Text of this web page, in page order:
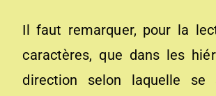
Il faut remarquer, pour la
caractères, que dans les
direction selon laquelle se